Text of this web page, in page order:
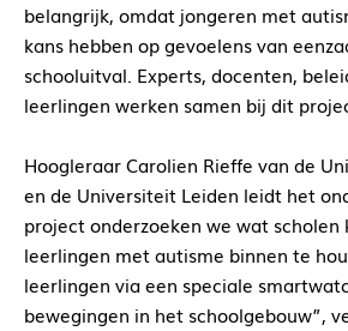
belangrijk, omdat jongeren met
kans hebben op gevoelens van
schooluitval. Experts, docenten,
leerlingen werken samen bij dit
Hoogleraar Carolien Rieffe van de
en de Universiteit Leiden leidt het
project onderzoeken we wat scholen
leerlingen met autisme binnen te
leerlingen via een speciale
bewegingen in het schoolgebouw”,